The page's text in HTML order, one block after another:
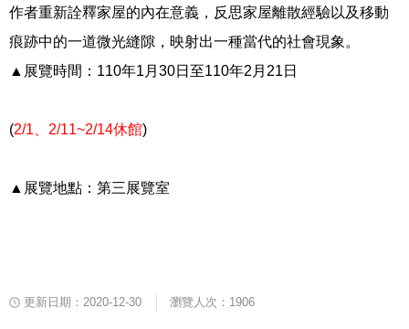
作者重新詮釋家屋的內在意義，反思家屋離散經驗以及移動
痕跡中的一道微光縫隙，映射出一種當代的社會現象。
▲展覽時間： 110年1 月 30日至110年2 月 21 日
(2/1 2/11~2/14休館)
▲展覽地點：第三展覽室
更新日期：2020-12-30 瀏覽人次：1906